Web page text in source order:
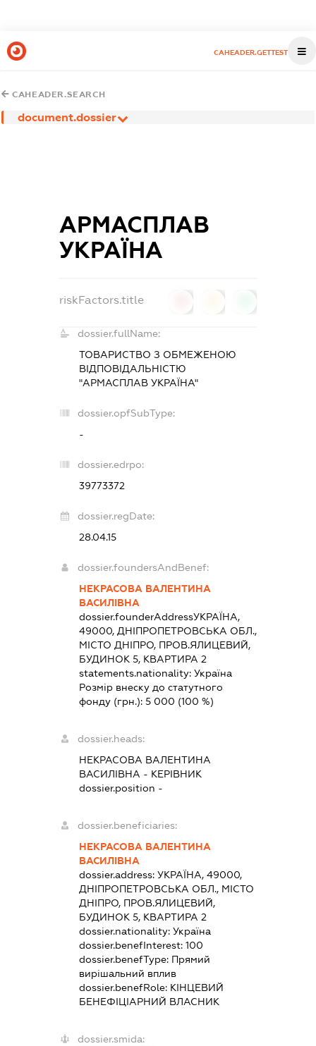
CAHEADER.GETTEST
CAHEADER.SEARCH
document.dossier
АРМАСПЛАВ
УКРАЇНА
riskFactors.title
dossier.fullName:
ТОВАРИСТВО З ОБМЕЖЕНОЮ
ВІДПОВІДАЛЬНІСТЮ
"АРМАСПЛАВ УКРАЇНА"
dossier.opfSubType:
-
dossier.edrpo:
39773372
dossier.regDate:
28.04.15
dossier.foundersAndBenef:
НЕКРАСОВА ВАЛЕНТИНА
ВАСИЛІВНА
dossier.founderAddressУКРАЇНА,
49000, ДНІПРОПЕТРОВСЬКА ОБЛ.,
МІСТО ДНІПРО, ПРОВ.ЯЛИЦЕВИЙ,
БУДИНОК 5, КВАРТИРА 2
statements.nationality: Україна
Розмір внеску до статутного
фонду (грн.): 5 000 (100 %)
dossier.heads:
НЕКРАСОВА ВАЛЕНТИНА
ВАСИЛІВНА - КЕРІВНИК
dossier.position -
dossier.beneficiaries:
НЕКРАСОВА ВАЛЕНТИНА
ВАСИЛІВНА
dossier.address: УКРАЇНА, 49000,
ДНІПРОПЕТРОВСЬКА ОБЛ., МІСТО
ДНІПРО, ПРОВ.ЯЛИЦЕВИЙ,
БУДИНОК 5, КВАРТИРА 2
dossier.nationality: Україна
dossier.benefInterest: 100
dossier.benefType: Прямий
вирішальний вплив
dossier.benefRole: КІНЦЕВИЙ
БЕНЕФІЦІАРНИЙ ВЛАСНИК
dossier.smida: